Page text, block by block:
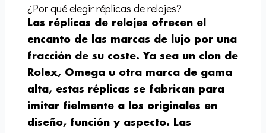
¿Por qué elegir réplicas de relojes?
Las réplicas de relojes ofrecen el
encanto de las marcas de lujo por una
fracción de su coste. Ya sea un clon de
Rolex, Omega u otra marca de gama
alta, estas réplicas se fabrican para
imitar fielmente a los originales en
diseño, función y aspecto. Las